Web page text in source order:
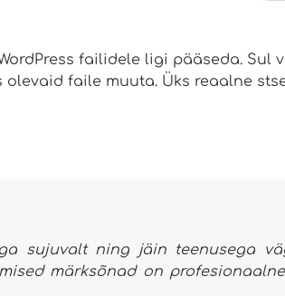
failidele ligi pääseda. Sul
faile muuta. Üks reaalne
sujuvalt ning jäin teenusega
märksõnad on